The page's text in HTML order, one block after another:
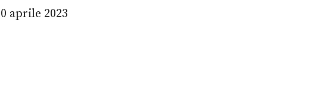
aprile 2023